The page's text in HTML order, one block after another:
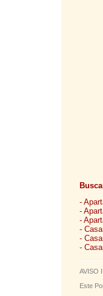
-
-
-
-
-
-
AVISO
Este